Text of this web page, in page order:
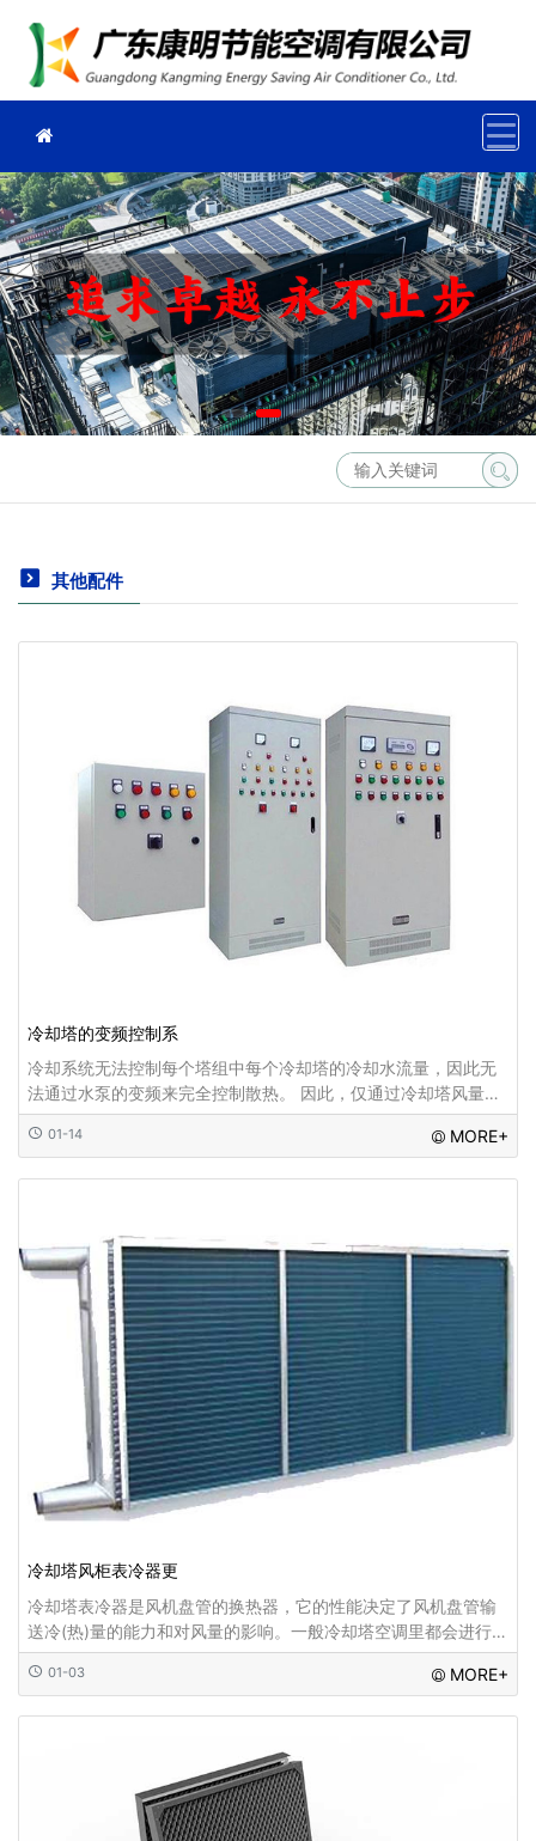
其他配件
冷却塔的变频控制系
冷却系统无法控制每个塔组中每个冷却塔的冷却水流量，因此无
法通过水泵的变频来完全控制散热。 因此，仅通过冷却塔风量的
组合来控制散热，即仅通过控制风量的组合(控制风扇的启动和停
止或运行速度)就可以实现水温的精确调
01-14 MORE+
冷却塔风柜表冷器更
冷却塔表冷器是风机盘管的换热器，它的性能决定了风机盘管输
送冷(热)量的能力和对风量的影响。一般冷却塔空调里都会进行风
柜表冷器更换...
01-03 MORE+